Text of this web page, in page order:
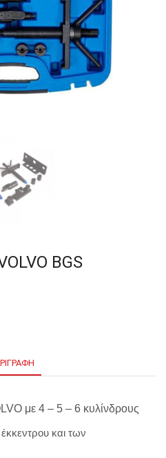
BGS
με 4 – 5 – 6 κυλίνδρους
και των